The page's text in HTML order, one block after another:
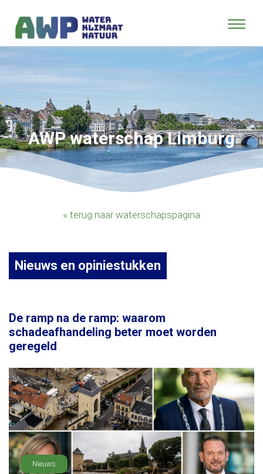
AWP waterschap Limburg
« terug naar waterschapspagina
Nieuws en opiniestukken
De ramp na de ramp: waarom
schadeafhandeling beter moet worden
geregeld
Nieuws